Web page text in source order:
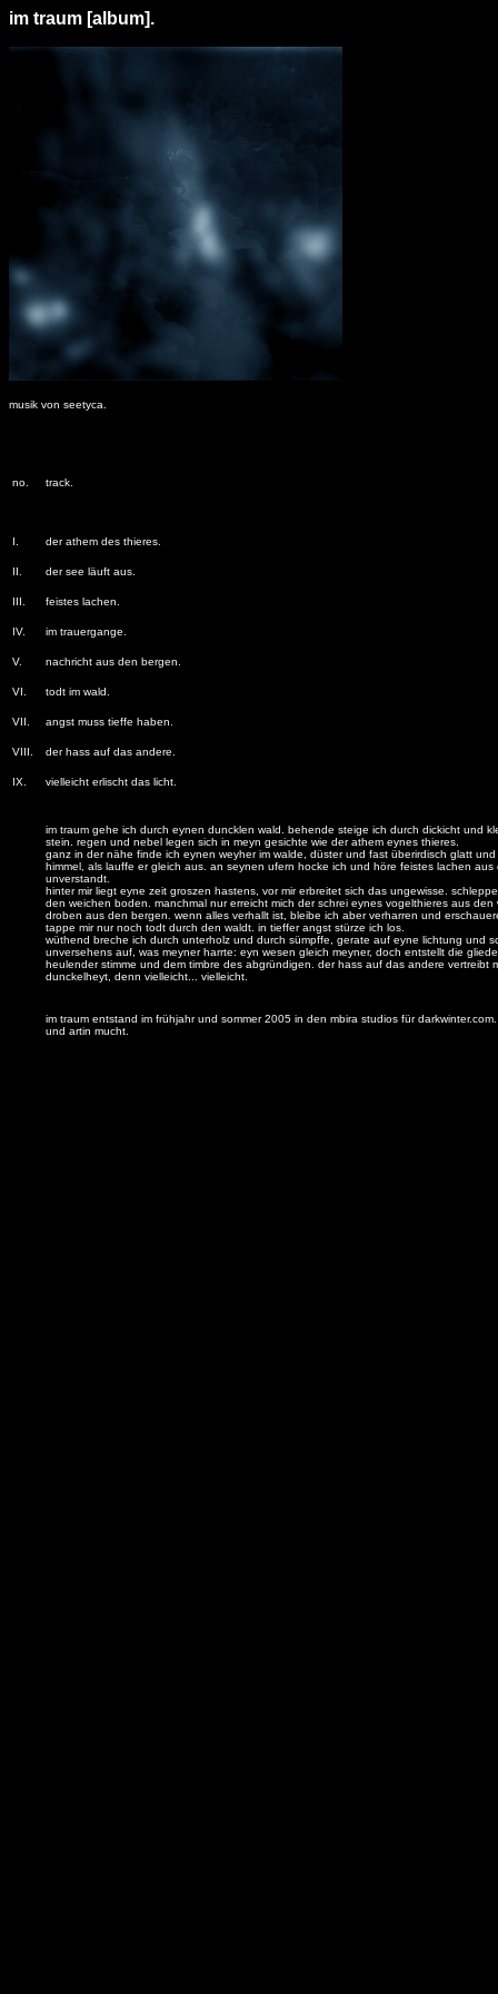
im traum [album].
musik von seetyca.
no. track.
I. der athem des thieres.
II. der see läuft aus.
III. feistes lachen.
IV. im trauergange.
V. nachricht aus den bergen.
VI. todt im wald.
VII. angst muss tieffe haben.
VIII. der hass auf das andere.
IX. vielleicht erlischt das licht.
im traum gehe ich durch eynen duncklen wald. behende steige ich durch dickicht und
stein. regen und nebel legen sich in meyn gesichte wie der athem eynes thieres.
ganz in der nähe finde ich eynen weyher im walde, düster und fast überirdisch glatt
himmel, als lauffe er gleich aus. an seynen ufern hocke ich und höre feistes lachen aus
unverstandt.
hinter mir liegt eyne zeit groszen hastens, vor mir erbreitet sich das ungewisse.
den weichen boden. manchmal nur erreicht mich der schrei eynes vogelthieres aus den
droben aus den bergen. wenn alles verhallt ist, bleibe ich aber verharren und
tappe mir nur noch todt durch den waldt. in tieffer angst stürze ich los.
wüthend breche ich durch unterholz und durch sümpffe, gerate auf eyne lichtung und
unversehens auf, was meyner harrte: eyn wesen gleich meyner, doch entstellt die
heulender stimme und dem timbre des abgründigen. der hass auf das andere vertreibt
dunckelheyt, denn vielleicht... vielleicht.
im traum entstand im frühjahr und sommer 2005 in den mbira studios für
und artin mucht.